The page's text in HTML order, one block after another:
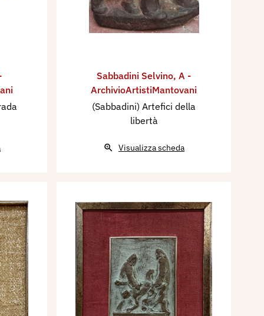
Sabbadini Selvino, A -
ArchivioArtistiMantovani
(Sabbadini) Artefici della
libertà
Visualizza scheda